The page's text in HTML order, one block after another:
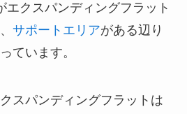
エクスパンディングフラット
サポートエリアがある辺り
ています。
スパンディングフラットは